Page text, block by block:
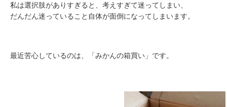
私は選択肢がありすぎると、考えすぎて迷ってしまい、
だんだん迷っていること自体が面倒になってしまいます。
最近苦心しているのは、「みかんの箱買い」です。